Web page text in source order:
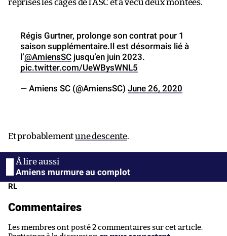
reprises les cages de l’ASC et a vécu deux montées.
Régis Gurtner, prolonge son contrat pour 1
saison supplémentaire.Il est désormais lié à
l’@AmiensSC jusqu’en juin 2023.
pic.twitter.com/UeWBysWNL5
— Amiens SC (@AmiensSC) June 26, 2020
Et probablementune descente.
Amiens murmure au complot
RL
Commentaires
Les membres ont posté 2 commentaires sur cet article.